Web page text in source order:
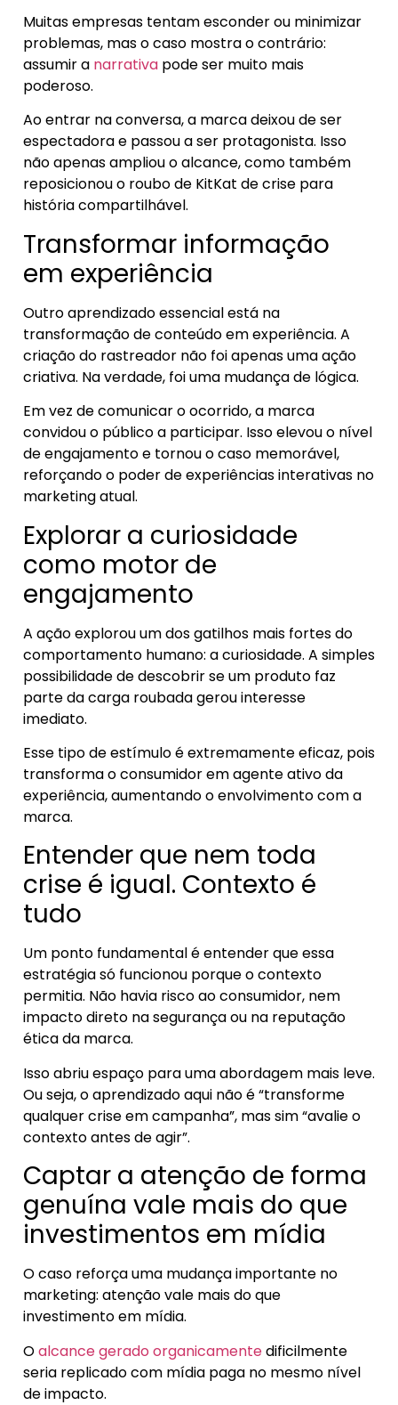
Muitas empresas tentam esconder ou minimizar
problemas, mas o caso mostra o contrário:
assumir a narrativa pode ser muito mais
poderoso.
Ao entrar na conversa, a marca deixou de ser
espectadora e passou a ser protagonista. Isso
não apenas ampliou o alcance, como também
reposicionou o roubo de KitKat de crise para
história compartilhável.
Transformar informação
em experiência
Outro aprendizado essencial está na
transformação de conteúdo em experiência. A
criação do rastreador não foi apenas uma ação
criativa. Na verdade, foi uma mudança de lógica.
Em vez de comunicar o ocorrido, a marca
convidou o público a participar. Isso elevou o nível
de engajamento e tornou o caso memorável,
reforçando o poder de experiências interativas no
marketing atual.
Explorar a curiosidade
como motor de
engajamento
A ação explorou um dos gatilhos mais fortes do
comportamento humano: a curiosidade. A simples
possibilidade de descobrir se um produto faz
parte da carga roubada gerou interesse
imediato.
Esse tipo de estímulo é extremamente eficaz, pois
transforma o consumidor em agente ativo da
experiência, aumentando o envolvimento com a
marca.
Entender que nem toda
crise é igual. Contexto é
tudo
Um ponto fundamental é entender que essa
estratégia só funcionou porque o contexto
permitia. Não havia risco ao consumidor, nem
impacto direto na segurança ou na reputação
ética da marca.
Isso abriu espaço para uma abordagem mais leve.
Ou seja, o aprendizado aqui não é “transforme
qualquer crise em campanha”, mas sim “avalie o
contexto antes de agir”.
Captar a atenção de forma
genuína vale mais do que
investimentos em mídia
O caso reforça uma mudança importante no
marketing: atenção vale mais do que
investimento em mídia.
Oalcance gerado organicamentedificilmente
seria replicado com mídia paga no mesmo nível
de impacto.